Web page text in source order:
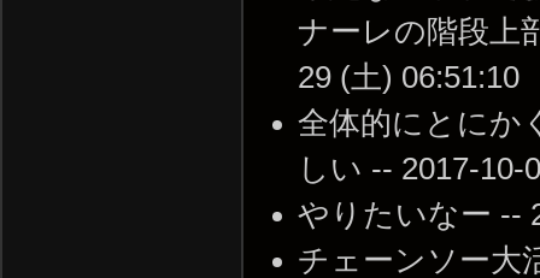
ナーレの階段上
29 (土) 06:51:10
全体的にとにか
しい -- 2017-10-
やりたいなー --
チェーンソー大